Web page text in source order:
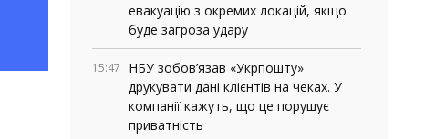
евакуацію з окремих локацій, якщо
буде загроза удару
15:47
НБУ зобов’язав «Укрпошту»
друкувати дані клієнтів на чеках. У
компанії кажуть, що це порушує
приватність